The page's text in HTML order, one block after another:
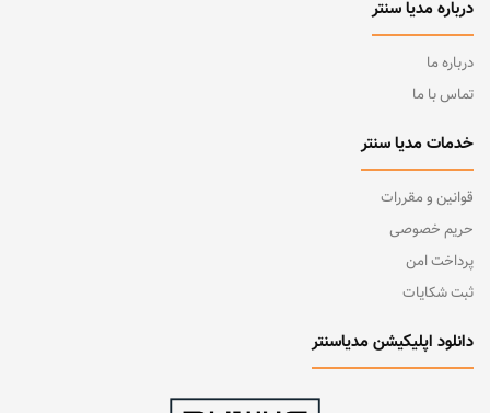
درباره مدیا سنتر
درباره ما
تماس با ما
خدمات مدیا سنتر
قوانین و مقررات
حریم خصوصی
پرداخت امن
ثبت شکایات
دانلود اپلیکیشن مدیاسنتر